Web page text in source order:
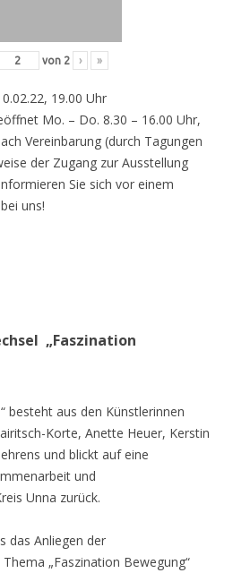
von 2 › »
19.00 Uhr
Mo. – Do. 8.30 – 16.00 Uhr,
Vereinbarung (durch Tagungen
der Zugang zur Ausstellung
Sie sich vor einem
uns!
„Faszination
besteht aus den Künstlerinnen
Korte, Anette Heuer, Kerstin
und blickt auf eine
und
Unna zurück.
das Anliegen der
„Faszination Bewegung“